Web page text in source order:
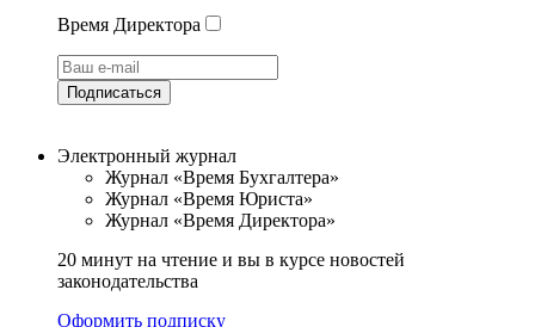
Время Директора
Подписаться
Электронный журнал
Журнал «Время Бухгалтера»
Журнал «Время Юриста»
Журнал «Время Директора»
20 минут на чтение и вы в курсе новостей
законодательства
Оформить подписку